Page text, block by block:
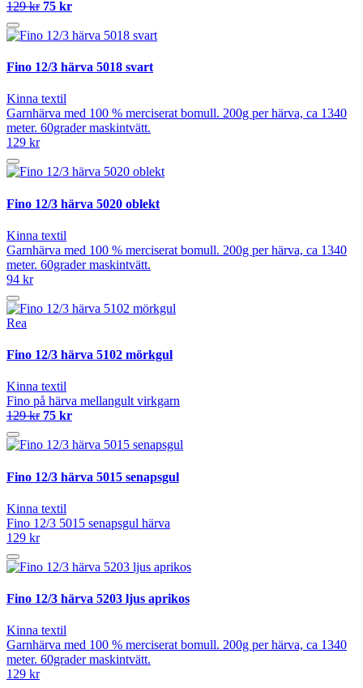
129 kr 75 kr
Fino 12/3 härva 5018 svart
Kinna textil
Garnhärva med 100 % merciserat bomull. 200g per härva, ca 1340
meter. 60grader maskintvätt.
129 kr
Fino 12/3 härva 5020 oblekt
Kinna textil
Garnhärva med 100 % merciserat bomull. 200g per härva, ca 1340
meter. 60grader maskintvätt.
94 kr
Rea
Fino 12/3 härva 5102 mörkgul
Kinna textil
Fino på härva mellangult virkgarn
129 kr 75 kr
Fino 12/3 härva 5015 senapsgul
Kinna textil
Fino 12/3 5015 senapsgul härva
129 kr
Fino 12/3 härva 5203 ljus aprikos
Kinna textil
Garnhärva med 100 % merciserat bomull. 200g per härva, ca 1340
meter. 60grader maskintvätt.
129 kr